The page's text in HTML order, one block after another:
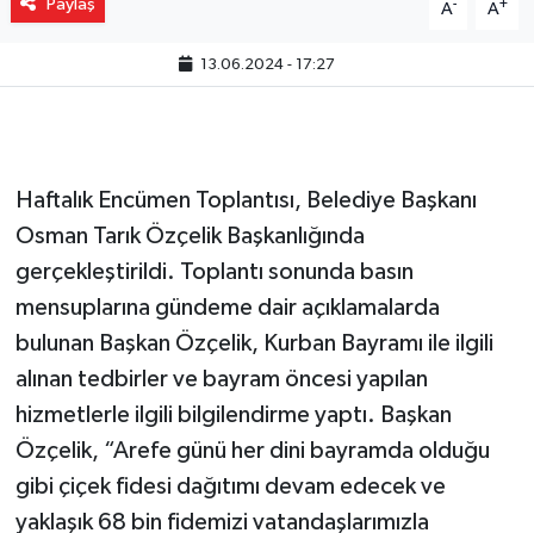
Paylaş A- A+
13.06.2024 - 17:27
Haftalık Encümen Toplantısı, Belediye Başkanı
Osman Tarık Özçelik Başkanlığında
gerçekleştirildi. Toplantı sonunda basın
mensuplarına gündeme dair açıklamalarda
bulunan Başkan Özçelik, Kurban Bayramı ile ilgili
alınan tedbirler ve bayram öncesi yapılan
hizmetlerle ilgili bilgilendirme yaptı. Başkan
Özçelik, “Arefe günü her dini bayramda olduğu
gibi çiçek fidesi dağıtımı devam edecek ve
yaklaşık 68 bin fidemizi vatandaşlarımızla